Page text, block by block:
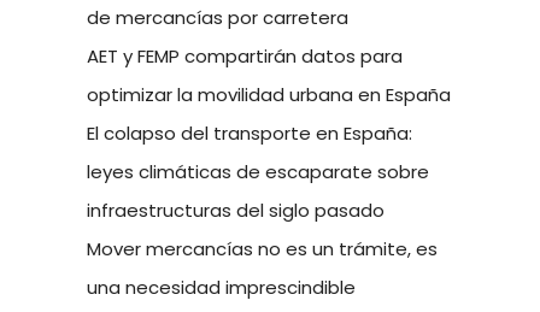
de mercancías por carretera
AET y FEMP compartirán datos para
optimizar la movilidad urbana en España
El colapso del transporte en España:
leyes climáticas de escaparate sobre
infraestructuras del siglo pasado
Mover mercancías no es un trámite, es
una necesidad imprescindible